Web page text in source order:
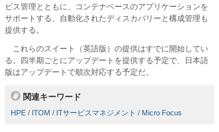
ビス管理とともに、コンテナベースのアプリケーションを
サポートする、自動化されたディスカバリーと構成管理も
提供する。
これらのスイート（英語版）の提供はすでに開始してい
る。四半期ごとにアップデートを提供する予定で、日本語
版はアップデートで順次対応する予定だ。
関連キーワード
HPE / ITOM / ITサービスマネジメント / Micro Focus